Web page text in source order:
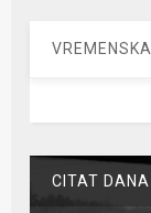
CITAT DANA